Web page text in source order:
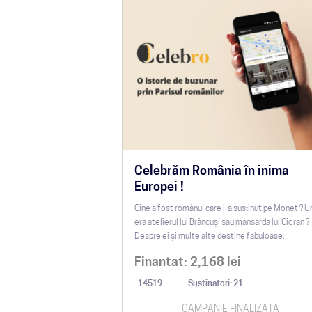
CAMPANIE FINALIZATA
Celebrăm România în inima
Europei !
Cine a fost românul care l-a susținut pe Monet ?
era atelierul lui Brâncuși sau mansarda lui Cioran ?
Despre ei și multe alte destine fabuloase.
Finantat: 2,168 lei
14519 Sustinatori: 21